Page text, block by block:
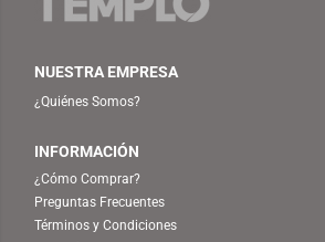
NUESTRA EMPRESA
¿Quiénes Somos?
INFORMACIÓN
¿Cómo Comprar?
Preguntas Frecuentes
Términos y Condiciones